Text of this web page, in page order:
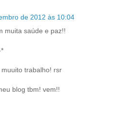
de 2012 às 10:04
muita saúde e paz!!
trabalho! rsr
blog tbm! vem!!